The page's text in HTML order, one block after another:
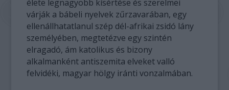
élete legnagyobb kísértése és szerelmei
várják a bábeli nyelvek zűrzavarában, egy
ellenállhatatlanul szép dél-afrikai zsidó lány
személyében, megtetézve egy szintén
elragadó, ám katolikus és bizony
alkalmanként antiszemita elveket valló
felvidéki, magyar hölgy iránti vonzalmában.